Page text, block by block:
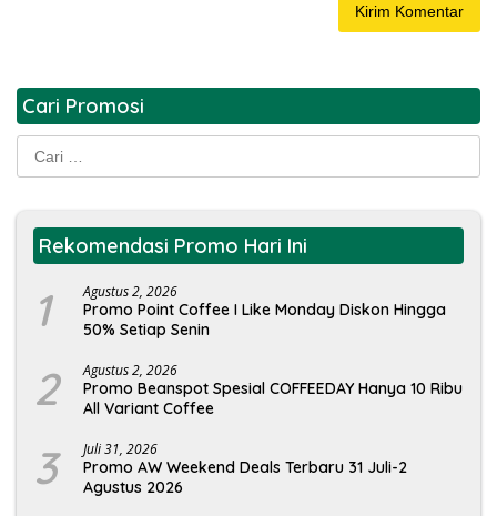
Cari Promosi
Rekomendasi Promo Hari Ini
1 Agustus 2, 2026
Promo Point Coffee I Like Monday Diskon Hingga
50% Setiap Senin
2 Agustus 2, 2026
Promo Beanspot Spesial COFFEEDAY Hanya 10 Ribu
All Variant Coffee
3 Juli 31, 2026
Promo AW Weekend Deals Terbaru 31 Juli-2
Agustus 2026